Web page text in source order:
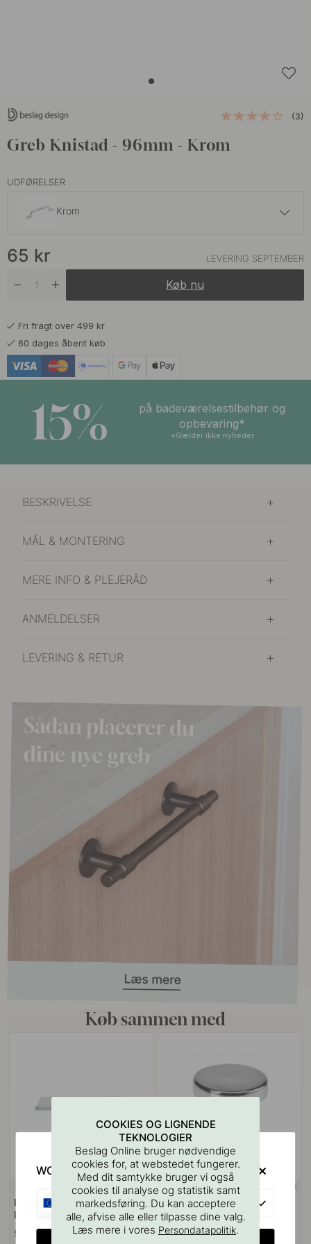
(3)
Greb Knistad - 96mm - Krom
UDFØRELSER
Krom
På lager
65 kr LEVERING SEPTEMBER
Køb nu
Fri fragt over 499 kr
60 dages åbent køb
15%
på badeværelsestilbehør og
opbevaring*
*Gælder ikke nyheder
BESKRIVELSE
MÅL & MONTERING
MERE INFO & PLEJERÅD
ANMELDELSER
LEVERING & RETUR
Køb sammen med
Boreskabelonen til Greb &
Knopper
55 kr
4 + FARVER
Knop 2078 - Krom
55 kr
COOKIES OG LIGNENDE
TEKNOLOGIER
Beslag Online bruger nødvendige
cookies for, at webstedet fungerer.
Med dit samtykke bruger vi også
cookies til analyse og statistik samt
markedsføring. Du kan acceptere
alle, afvise alle eller tilpasse dine valg.
Læs mere i vores Persondatapolitik.
WOULD YOU RATHER VISIT?
EU